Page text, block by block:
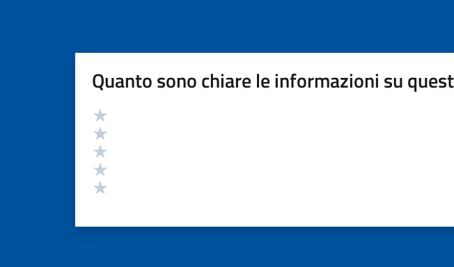
Quanto sono chiare le informazioni su
Valutazione